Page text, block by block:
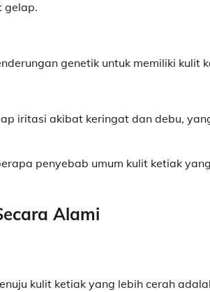
gelap.
genetik untuk memiliki kulit
iritasi akibat keringat dan debu,
penyebab umum kulit ketiak
Alami
kulit ketiak yang lebih cerah